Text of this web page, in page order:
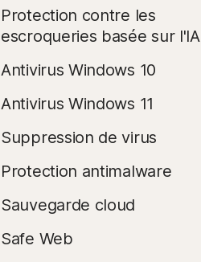
Protection contre les
escroqueries basée sur l'IA
Antivirus Windows 10
Antivirus Windows 11
Suppression de virus
Protection antimalware
Sauvegarde cloud
Safe Web